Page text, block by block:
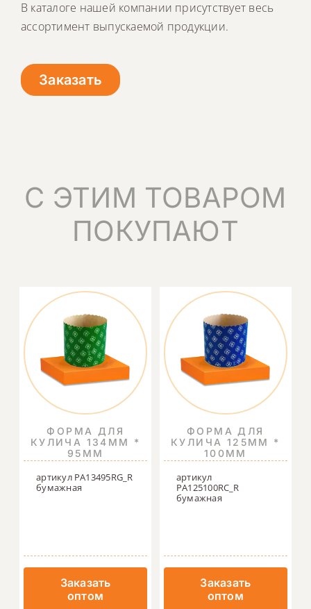
В каталоге нашей компании присутствует весь
ассортимент выпускаемой продукции.
Заказать
С ЭТИМ ТОВАРОМ
ПОКУПАЮТ
ФОРМА ДЛЯ
КУЛИЧА 134ММ *
95ММ
артикул PA13495RG_R
бумажная
Заказать
оптом
ФОРМА ДЛЯ
КУЛИЧА 125ММ *
100ММ
артикул
PA125100RC_R
бумажная
Заказать
оптом